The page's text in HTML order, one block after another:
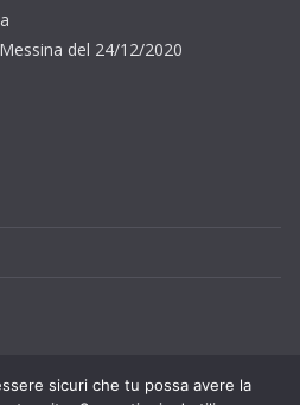
del 24/12/2020
sicuri che tu possa avere la